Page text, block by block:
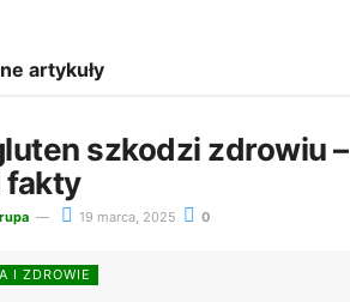
artykuły
szkodzi zdrowiu –
fakty
19 marca, 2025 0
I ZDROWIE